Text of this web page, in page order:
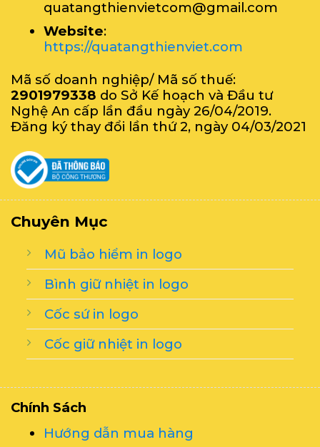
quatangthienvietcom@gmail.com
Website:
https://quatangthienviet.com
Mã số doanh nghiệp/ Mã số thuế:
2901979338 do Sở Kế hoạch và Đầu tư
Nghệ An cấp lần đầu ngày 26/04/2019.
Đăng ký thay đổi lần thứ 2, ngày 04/03/2021
Chuyên Mục
Mũ bảo hiểm in logo
Bình giữ nhiệt in logo
Cốc sứ in logo
Cốc giữ nhiệt in logo
Chính Sách
Hướng dẫn mua hàng